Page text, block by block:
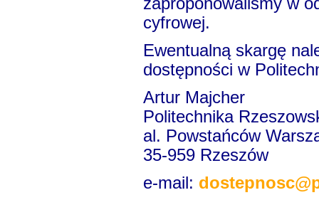
cyfrowej.
Ewentualną skargę
dostępności w
Artur Majcher
Politechnika
al. Powstańców
35-959 Rzeszów
e-mail: